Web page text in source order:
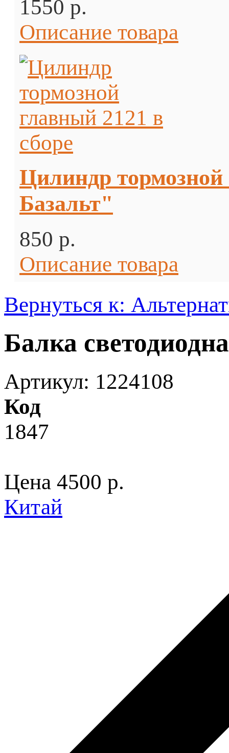
1550 p.
Описание товара
Цилиндр
Базальт"
850 p.
Описание товара
Вернуться к:
Балка
Артикул: 1224108
Код
1847
Цена 4500 p.
Китай